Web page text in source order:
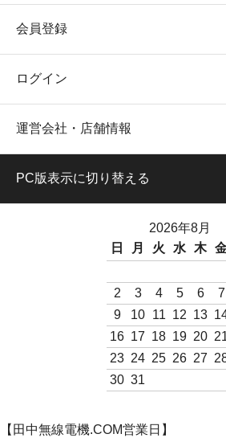
会員登録
ログイン
運営会社・店舗情報
PC版表示に切り替える
2026年8月
日
月 火 水 木
2
3 4 5 6 7
9
10 11 12 13
16 17 18 19 20
23 24 25 26 27
30 31
【田中無線電機.COM営業日】